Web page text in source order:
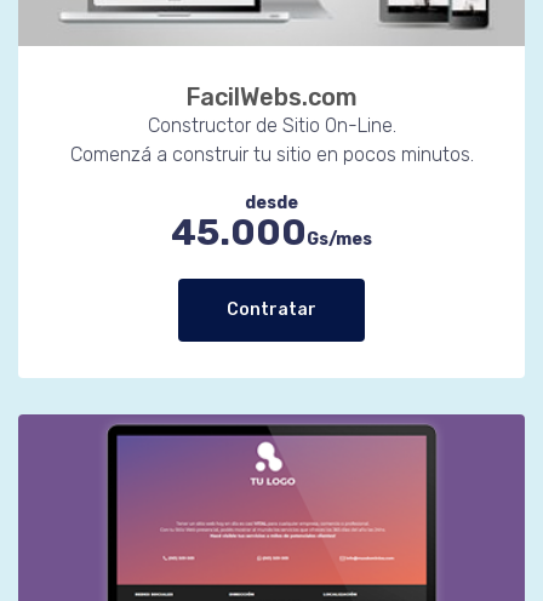
FacilWebs.com
Constructor de Sitio On-Line.
Comenzá a construir tu sitio en pocos minutos.
desde
45.000Gs/mes
Contratar